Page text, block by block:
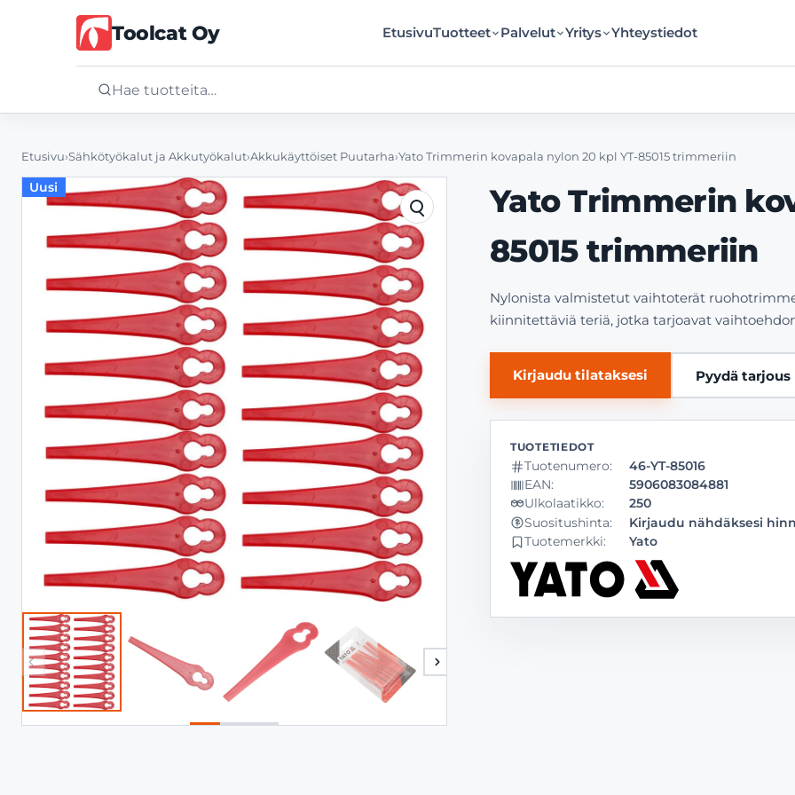
Toolcat Oy EtusivuTuotteet Palvelut Yritys Yhteystiedot
Tuotteet
Palvelut
Yritys
Yhteystiedot
Etusivu›Sähkötyökalut ja Akkutyökalut›Akkukäyttöiset Puutarha›Yato Trimmerin kovapala nylon 20 kpl YT-85015 trimmeriin
Uusi
Yato Trimmerin
85015 trimmeriin
Nylonista valmistetut vaihtoterät
kiinnitettäviä teriä, jotka tarjoavat
Kirjaudu tilataksesi Pyydä tarjous
Tuotenumero:
46-YT-85016
EAN:
5906083084881
Ulkolaatikko:
250
Suositushinta:
Kirjaudu nähdäksesi
Tuotemerkki: Yato